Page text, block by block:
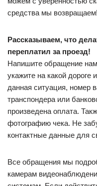
средства мы возвращаем!
Рассказываем, что
переплатил за проезд!
Напишите обращение
укажите на какой дороге
данная ситуация, номер
транспондера или
произведена оплата.
фотографию чека. Не
контактные данные для
Все обращения мы
камерам